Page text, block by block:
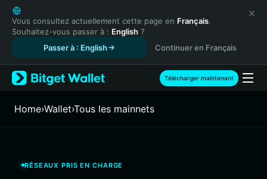
English
日本語
Tiếng Việt
Español (Latinoamérica)
Türkçe
Français
Português (Portugal)
Vous consultez actuellement cette page en Français.
Souhaitez-vous passer à : English ?
Passer à : English
Continuer en Français
Télécharger maintenant
Home›Wallet›Tous les mainnets
RÉSEAUX PRIS EN CHARGE